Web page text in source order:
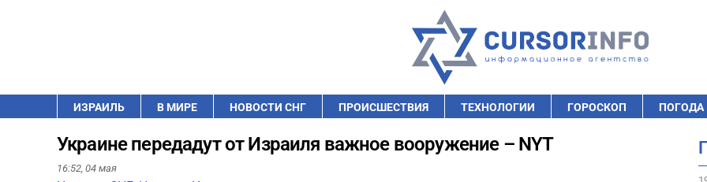
ИЗРАИЛЬ В МИРЕ НОВОСТИ СНГ ПРОИСШЕСТВИЯ ТЕХНОЛОГИИ ГОРОСКОП ПОГОДА
Украине передадут от Израиля важное вооружение – NYT
16:52, 04 мая